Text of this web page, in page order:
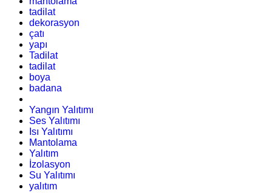
tadilat
dekorasyon
çatı
yapı
Tadilat
tadilat
boya
badana
Yangın Yalıtımı
Ses Yalıtımı
Isı Yalıtımı
Mantolama
Yalıtım
İzolasyon
Su Yalıtımı
yalıtım